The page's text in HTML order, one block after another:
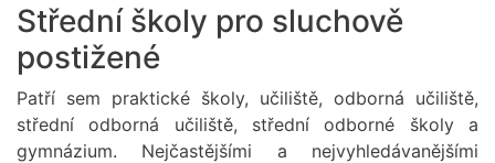
Střední školy pro sluchově
postižené
Patří sem praktické školy, učiliště, odborná učiliště,
střední odborná učiliště, střední odborné školy a
gymnázium. Nejčastějšími a nejvyhledávanějšími